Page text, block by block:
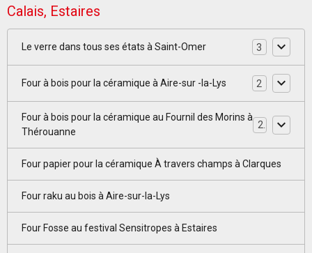
Calais, Estaires
Le verre dans tous ses états à Saint-Omer 3
Four à bois pour la céramique à Aire-sur -la-Lys 2
Four à bois pour la céramique au Fournil des Morins à
Thérouanne
2
Four papier pour la céramique À travers champs à Clarques
Four raku au bois à Aire-sur-la-Lys
Four Fosse au festival Sensitropes à Estaires